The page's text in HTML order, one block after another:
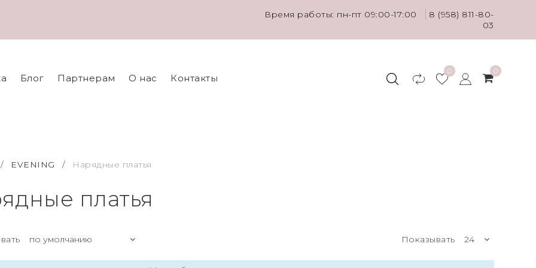
Время работы: пн-пт 09:00-17:00
8 (958) 811-80-
03
Блог Партнерам О нас Контакты
0 0
/ EVENING / Нарядные платья
платья
Показывать